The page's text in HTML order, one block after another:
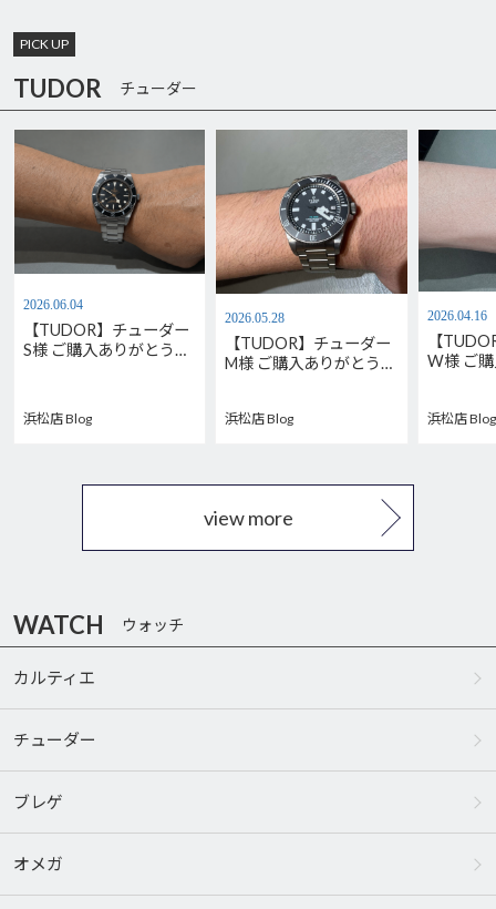
PICK UP
TUDOR チューダー
2026.06.04
【TUDOR】チューダー
S様 ご購入ありがとうご
浜松店 Blog
2026.05.28
【TUDOR】チューダー
M様 ご購入ありがとうご
浜松店 Blog
2026.04.16
【
W様 ご
浜松店 Blog
view more
WATCH ウォッチ
カルティエ
チューダー
ブレゲ
オメガ